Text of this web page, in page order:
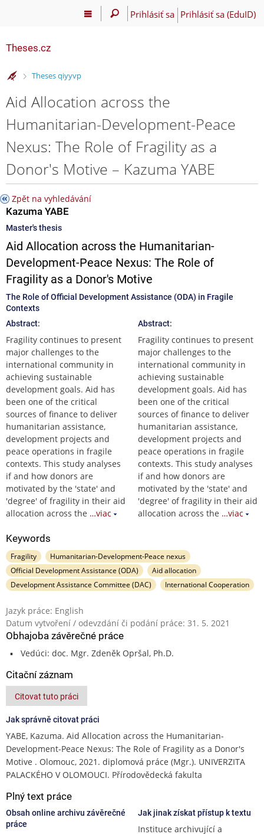
Prihlásiť sa Prihlásiť sa (EduID)
Theses.cz
>
Theses qiyyvp
Aid Allocation across the
Humanitarian-Development-Peace
Nexus: The Role of Fragility as a
Donor's Motive – Kazuma YABE
Zpět na vyhledávání
Kazuma YABE
Master's thesis
Aid Allocation across the Humanitarian-
Development-Peace Nexus: The Role of
Fragility as a Donor's Motive
The Role of Official Development Assistance (ODA) in Fragile
Contexts
Abstract:
Fragility continues to present
major challenges to the
international community in
achieving sustainable
development goals. Aid has
been one of the critical
sources of finance to deliver
humanitarian assistance,
development projects and
peace operations in fragile
contexts. This study analyses
if and how donors are
motivated by the 'state' and
'degree' of fragility in their aid
allocation across the …viac
Abstract:
Fragility continues to present
major challenges to the
international community in
achieving sustainable
development goals. Aid has
been one of the critical
sources of finance to deliver
humanitarian assistance,
development projects and
peace operations in fragile
contexts. This study analyses
if and how donors are
motivated by the 'state' and
'degree' of fragility in their aid
allocation across the …viac
Keywords
Fragility
Humanitarian-Development-Peace nexus
Official Development Assistance (ODA)
Aid allocation
Development Assistance Committee (DAC)
International Cooperation
Jazyk práce: English
Datum vytvoření / odevzdání či podání práce: 31. 5. 2021
Obhajoba závěrečné práce
Vedúci: doc. Mgr. Zdeněk Opršal, Ph.D.
Citační záznam
Citovat tuto práci
Jak správně citovat práci
YABE, Kazuma. Aid Allocation across the Humanitarian-
Development-Peace Nexus: The Role of Fragility as a Donor's
Motive . Olomouc, 2021. diplomová práce (Mgr.). UNIVERZITA
PALACKÉHO V OLOMOUCI. Přírodovědecká fakulta
Plný text práce
Obsah online archivu závěrečné
práce
Jak jinak získat přístup k textu
Instituce archivující a